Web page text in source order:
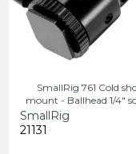
SmallRig 761 Cold
mount - Ballhead 1/4"
SmallRig
21131